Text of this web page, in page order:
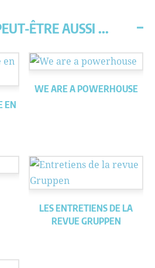
ÊTRE AUSSI ...
EN
WE ARE A POWERHOUSE
LES ENTRETIENS DE LA
REVUE GRUPPEN